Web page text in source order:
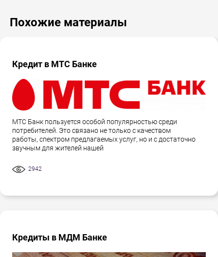
Похожие материалы
Кредит в МТС Банке
МТС Банк пользуется особой популярностью среди
потребителей. Это связано не только с качеством
работы, спектром предлагаемых услуг, но и с достаточно
звучным для жителей нашей
2942
Кредиты в МДМ Банке